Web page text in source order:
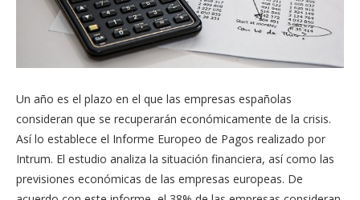
Un año es el plazo en el que las empresas españolas
consideran que se recuperarán económicamente de la crisis.
Así lo establece el Informe Europeo de Pagos realizado por
Intrum. El estudio analiza la situación financiera, así como las
previsiones económicas de las empresas europeas. De